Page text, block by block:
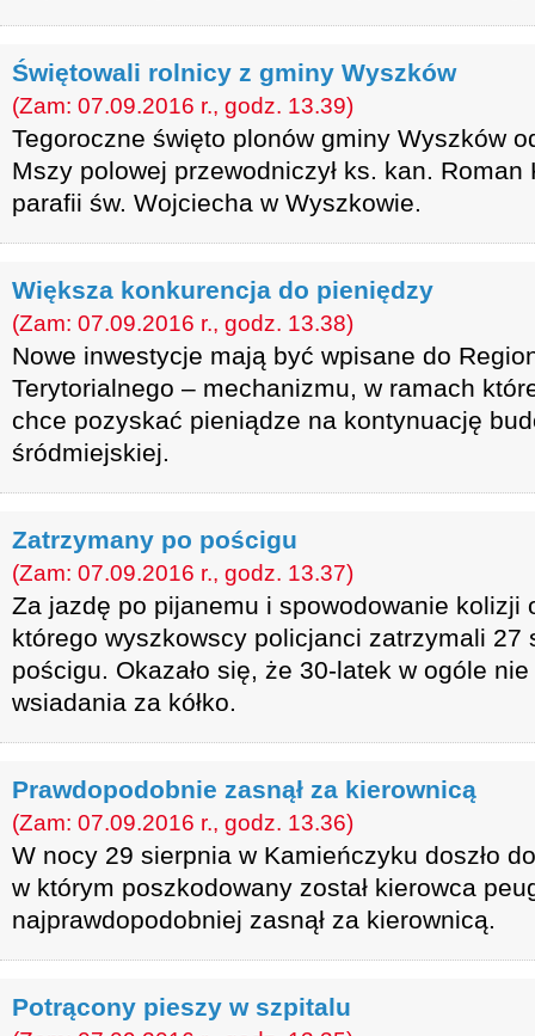
Świętowali rolnicy z gminy Wyszków
(Zam: 07.09.2016 r., godz. 13.39)
Tegoroczne święto plonów gminy Wyszków
Mszy polowej przewodniczył ks. kan.
parafii św. Wojciecha w Wyszkowie.
Większa konkurencja do pieniędzy
(Zam: 07.09.2016 r., godz. 13.38)
Nowe inwestycje mają być wpisane do
Terytorialnego – mechanizmu, w ramach
chce pozyskać pieniądze na kontynuację
śródmiejskiej.
Zatrzymany po pościgu
(Zam: 07.09.2016 r., godz. 13.37)
Za jazdę po pijanemu i spowodowanie kolizji
którego wyszkowscy policjanci zatrzymali 27
pościgu. Okazało się, że 30-latek w ogóle
wsiadania za kółko.
Prawdopodobnie zasnął za kierownicą
(Zam: 07.09.2016 r., godz. 13.36)
W nocy 29 sierpnia w Kamieńczyku doszło
w którym poszkodowany został kierowca
najprawdopodobniej zasnął za kierownicą.
Potrącony pieszy w szpitalu